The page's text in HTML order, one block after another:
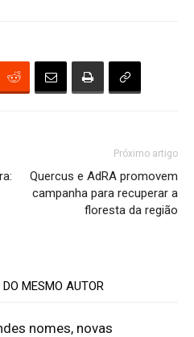
Próximo artigo
Quercus e AdRA promovem
campanha para recuperar a
floresta da região
DO MESMO AUTOR
nomes, novas